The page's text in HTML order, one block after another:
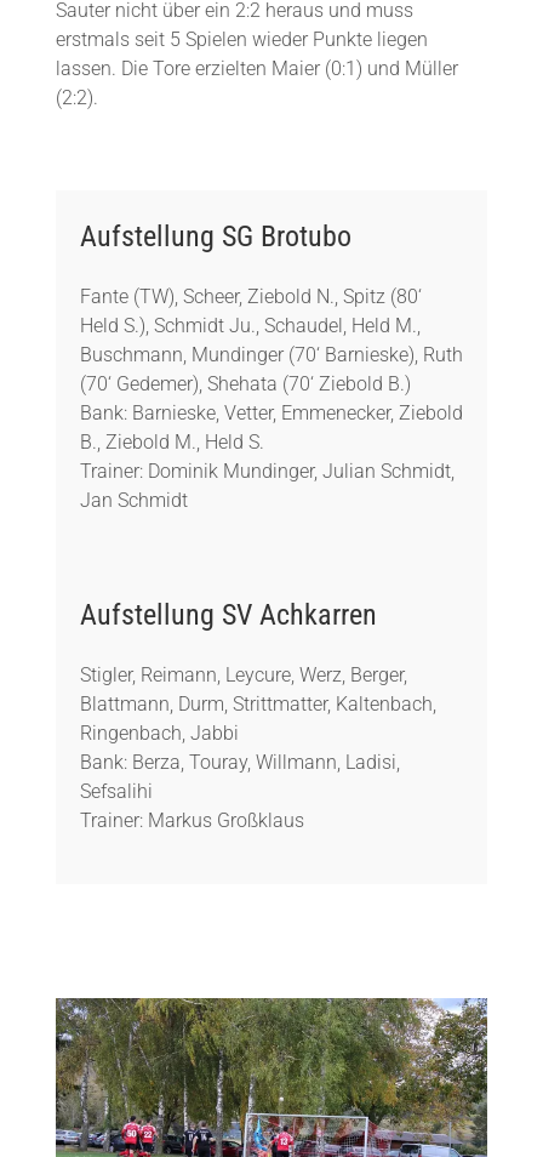
Sauter nicht über ein 2:2 heraus und muss
erstmals seit 5 Spielen wieder Punkte liegen
lassen. Die Tore erzielten Maier (0:1) und Müller
(2:2).
Aufstellung SG Brotubo
Fante (TW), Scheer, Ziebold N., Spitz (80‘
Held S.), Schmidt Ju., Schaudel, Held M.,
Buschmann, Mundinger (70‘ Barnieske), Ruth
(70‘ Gedemer), Shehata (70‘ Ziebold B.)
Bank: Barnieske, Vetter, Emmenecker, Ziebold
B., Ziebold M., Held S.
Trainer: Dominik Mundinger, Julian Schmidt,
Jan Schmidt
Aufstellung SV Achkarren
Stigler, Reimann, Leycure, Werz, Berger,
Blattmann, Durm, Strittmatter, Kaltenbach,
Ringenbach, Jabbi
Bank: Berza, Touray, Willmann, Ladisi,
Sefsalihi
Trainer: Markus Großklaus